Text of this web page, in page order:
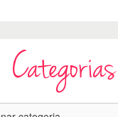
Categorias